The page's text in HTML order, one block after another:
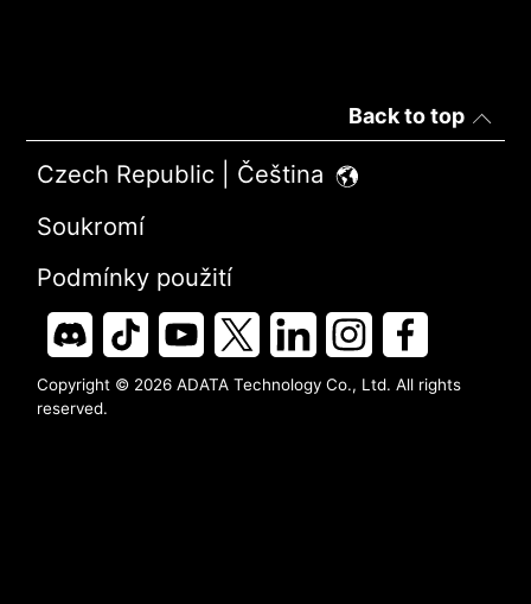
Back to top
Czech Republic | Čeština
Soukromí
Podmínky použití
Copyright © 2026 ADATA Technology Co., Ltd. All rights
reserved.